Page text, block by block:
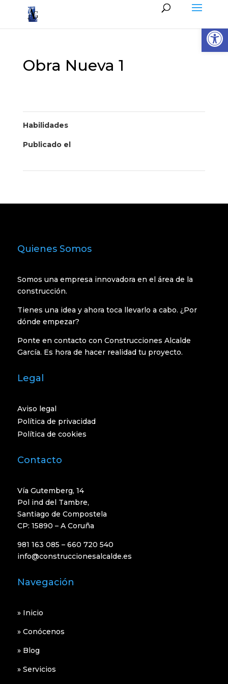
Obra Nueva 1
Habilidades
Publicado el
Quienes Somos
Somos una empresa innovadora en el área de la
construcción.
Tienes una idea y ahora toca llevarlo a cabo. ¿Por
dónde empezar?
Ponte en contacto con Construcciones Alcalde
García. Es hora de hacer realidad tu proyecto.
Legal
Aviso legal
Política de privacidad
Política de cookies
Contacto
Vía Gutemberg, 14
Pol ind del Tambre,
Santiago de Compostela
CP: 15890 – A Coruña
981 163 085 – 660 720 540
info@construccionesalcalde.es
Navegación
» Inicio
» Conócenos
» Blog
» Servicios